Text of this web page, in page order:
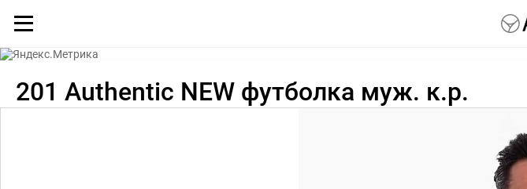
201 Authentic NEW футболка муж. к.р.